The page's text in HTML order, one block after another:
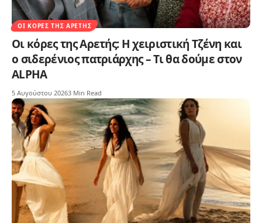
ΟΙ ΚΌΡΕΣ ΤΗΣ ΑΡΕΤΉΣ
Οι κόρες της Αρετής: Η χειριστική Τζένη και
ο σιδερένιος πατριάρχης – Τι θα δούμε στον
ALPHA
5 Αυγούστου 20263 Min Read